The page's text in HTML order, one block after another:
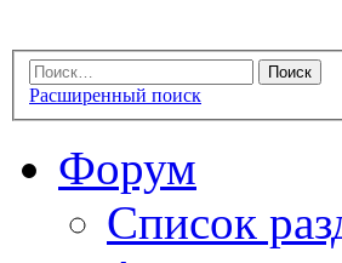
Расширенный поиск
Форум
Список